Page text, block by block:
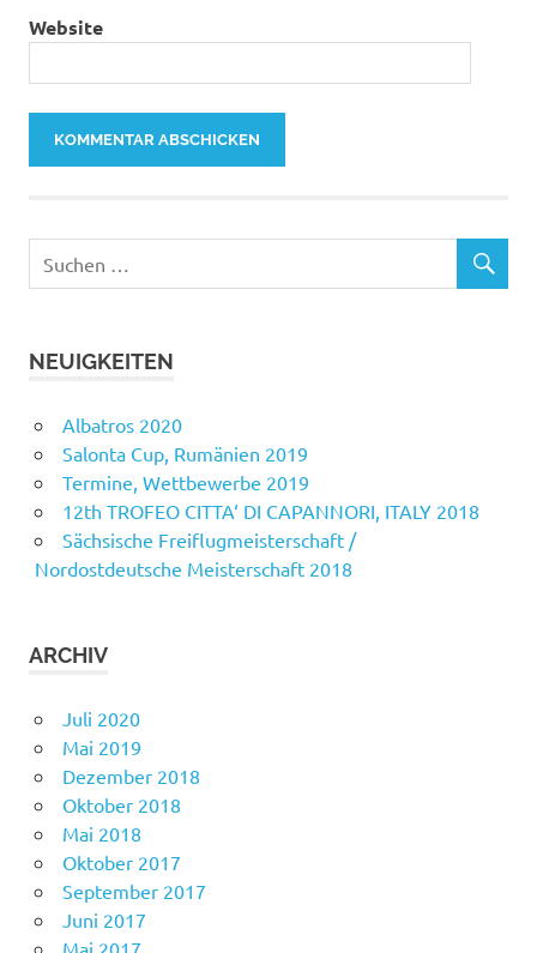
Website
NEUIGKEITEN
Albatros 2020
Salonta Cup, Rumänien 2019
Termine, Wettbewerbe 2019
12th TROFEO CITTA‘ DI CAPANNORI, ITALY 2018
Sächsische Freiflugmeisterschaft /
Nordostdeutsche Meisterschaft 2018
ARCHIV
Juli 2020
Mai 2019
Dezember 2018
Oktober 2018
Mai 2018
Oktober 2017
September 2017
Juni 2017